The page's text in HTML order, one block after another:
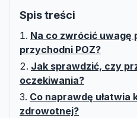
Spis treści
Na co zwrócić uwagę
przychodni POZ?
Jak sprawdzić, czy
oczekiwania?
Co naprawdę ułatwia
zdrowotnej?